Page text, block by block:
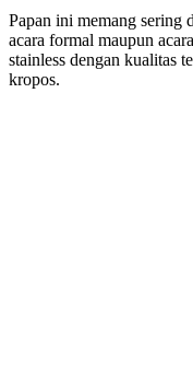
Papan ini memang sering
acara formal maupun
stainless dengan kualitas
kropos.